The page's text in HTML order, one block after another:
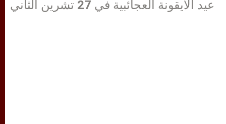
عيد الأيقونة العجائبية في 27 تشرين الثاني